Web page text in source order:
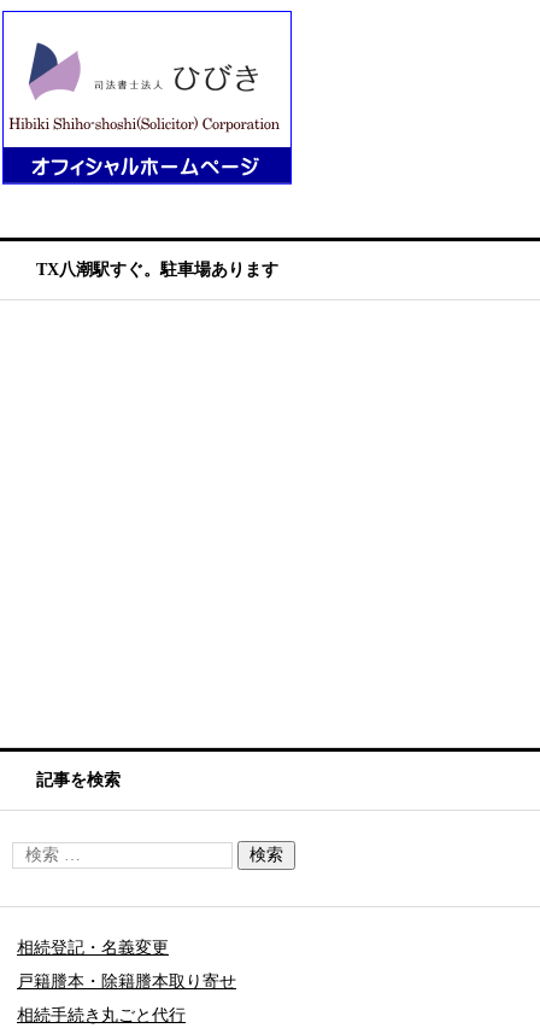
TX八潮駅すぐ。駐車場あります
記事を検索
相続登記・名義変更
戸籍謄本・除籍謄本取り寄せ
相続手続き丸ごと代行